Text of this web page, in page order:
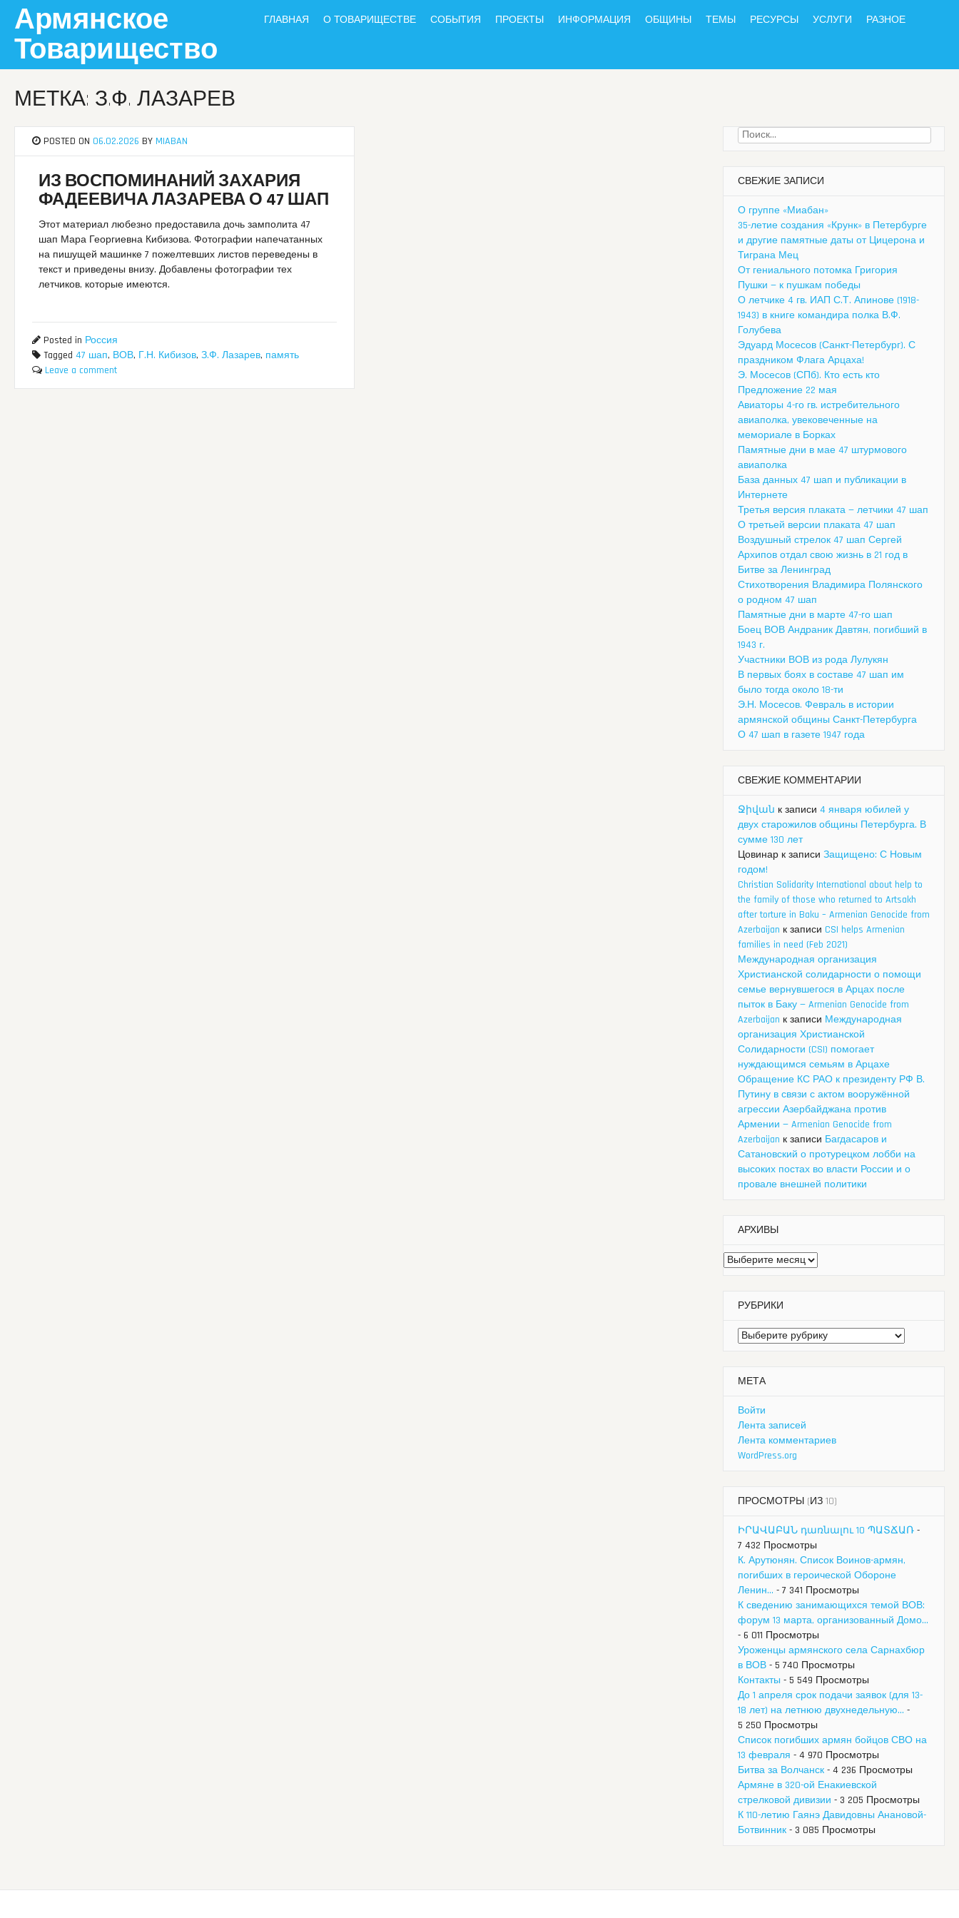
content
Армянское
Товарищество
ГЛАВНАЯ О ТОВАРИЩЕСТВЕ СОБЫТИЯ ПРОЕКТЫ ИНФОРМАЦИЯ ОБЩИНЫ ТЕМЫ РЕСУРСЫ УСЛУГИ РАЗНОЕ
МЕТКА: З.Ф. ЛАЗАРЕВ
POSTED ON 06.02.2026 BY MIABAN
ИЗ ВОСПОМИНАНИЙ ЗАХАРИЯ
ФАДЕЕВИЧА ЛАЗАРЕВА О 47 ШАП
Этот материал любезно предоставила дочь замполита 47
шап Мара Георгиевна Кибизова. Фотографии напечатанных
на пишущей машинке 7 пожелтевших листов переведены в
текст и приведены внизу. Добавлены фотографии тех
летчиков, которые имеются.
Posted in Россия
Tagged 47 шап, ВОВ, Г.Н. Кибизов, З.Ф. Лазарев, память
Leave a comment
Найти:
СВЕЖИЕ ЗАПИСИ
О группе «Миабан»
35-летие создания «Крунк» в Петербурге
и другие памятные даты от Цицерона и
Тиграна Мец
От гениального потомка Григория
Пушки — к пушкам победы
О летчике 4 гв. ИАП С.Т. Апинове (1918-
1943) в книге командира полка В.Ф.
Голубева
Эдуард Мосесов (Санкт-Петербург). С
праздником Флага Арцаха!
Э. Мосесов (СПб). Кто есть кто
Предложение 22 мая
Авиаторы 4-го гв. истребительного
авиаполка, увековеченные на
мемориале в Борках
Памятные дни в мае 47 штурмового
авиаполка
База данных 47 шап и публикации в
Интернете
Третья версия плаката — летчики 47 шап
О третьей версии плаката 47 шап
Воздушный стрелок 47 шап Сергей
Архипов отдал свою жизнь в 21 год в
Битве за Ленинград
Стихотворения Владимира Полянского
о родном 47 шап
Памятные дни в марте 47-го шап
Боец ВОВ Андраник Давтян, погибший в
1943 г.
Участники ВОВ из рода Лулукян
В первых боях в составе 47 шап им
было тогда около 18-ти
Э.Н. Мосесов. Февраль в истории
армянской общины Санкт-Петербурга
О 47 шап в газете 1947 года
СВЕЖИЕ КОММЕНТАРИИ
Ջիվան к записи 4 января юбилей у
двух старожилов общины Петербурга. В
сумме 130 лет
Цовинар к записи Защищено: С Новым
годом!
Christian Solidarity International about help to
the family of those who returned to Artsakh
after torture in Baku – Armenian Genocide from
Azerbaijan к записи CSI helps Armenian
families in need (Feb 2021)
Международная организация
Христианской солидарности о помощи
семье вернувшегося в Арцах после
пыток в Баку — Armenian Genocide from
Azerbaijan к записи Международная
организация Христианской
Солидарности (CSI) помогает
нуждающимся семьям в Арцахе
Обращение КС РАО к президенту РФ В.
Путину в связи с актом вооружённой
агрессии Азербайджана против
Армении — Armenian Genocide from
Azerbaijan к записи Багдасаров и
Сатановский о протурецком лобби на
высоких постах во власти России и о
провале внешней политики
АРХИВЫ
Архивы
РУБРИКИ
Рубрики
МЕТА
Войти
Лента записей
Лента комментариев
WordPress.org
ПРОСМОТРЫ (ИЗ 10)
ԻՐԱՎԱԲԱՆ դառնալու 10 ՊԱՏՃԱՌ -
7 432 Просмотры
К. Арутюнян. Список Воинов-армян,
погибших в героической Обороне
Ленин... - 7 341 Просмотры
К сведению занимающихся темой ВОВ:
форум 13 марта, организованный Домо...
- 6 011 Просмотры
Уроженцы армянского села Сарнахбюр
в ВОВ - 5 740 Просмотры
Контакты - 5 549 Просмотры
До 1 апреля срок подачи заявок (для 13-
18 лет) на летнюю двухнедельную... -
5 250 Просмотры
Список погибших армян бойцов СВО на
13 февраля - 4 970 Просмотры
Битва за Волчанск - 4 236 Просмотры
Армяне в 320-ой Енакиевской
стрелковой дивизии - 3 205 Просмотры
К 110-летию Гаянэ Давидовны Анановой-
Ботвинник - 3 085 Просмотры